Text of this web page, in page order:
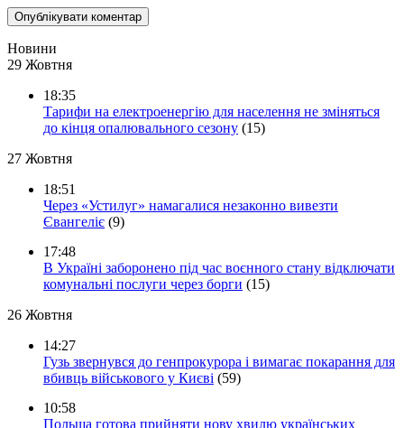
Новини
29 Жовтня
18:35
Тарифи на електроенергію для населення не зміняться
до кінця опалювального сезону (15)
27 Жовтня
18:51
Через «Устилуг» намагалися незаконно вивезти
Євангеліє (9)
17:48
В Україні заборонено під час воєнного стану відключати
комунальні послуги через борги (15)
26 Жовтня
14:27
Гузь звернувся до генпрокурора і вимагає покарання для
вбивць військового у Києві (59)
10:58
Польща готова прийняти нову хвилю українських